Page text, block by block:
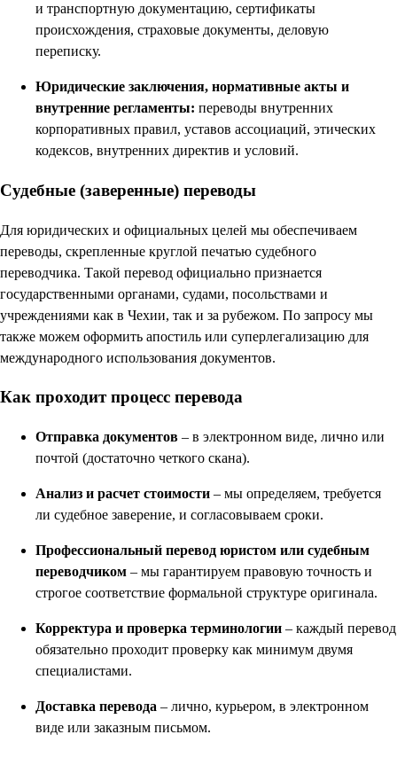
и транспортную документацию, сертификаты
происхождения, страховые документы, деловую
переписку.
Юридические заключения, нормативные акты и
внутренние регламенты: переводы внутренних
корпоративных правил, уставов ассоциаций, этических
кодексов, внутренних директив и условий.
Судебные (заверенные) переводы
Для юридических и официальных целей мы обеспечиваем
переводы, скрепленные круглой печатью судебного
переводчика. Такой перевод официально признается
государственными органами, судами, посольствами и
учреждениями как в Чехии, так и за рубежом. По запросу мы
также можем оформить апостиль или суперлегализацию для
международного использования документов.
Как проходит процесс перевода
Отправка документов – в электронном виде, лично или
почтой (достаточно четкого скана).
Анализ и расчет стоимости – мы определяем, требуется
ли судебное заверение, и согласовываем сроки.
Профессиональный перевод юристом или судебным
переводчиком – мы гарантируем правовую точность и
строгое соответствие формальной структуре оригинала.
Корректура и проверка терминологии – каждый перевод
обязательно проходит проверку как минимум двумя
специалистами.
Доставка перевода – лично, курьером, в электронном
виде или заказным письмом.